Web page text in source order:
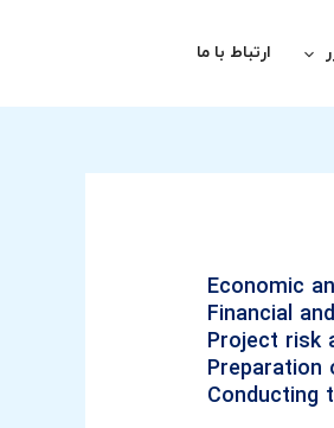
ارتباط با ما
Economic
Financial
Project risk
Preparation
Conducting